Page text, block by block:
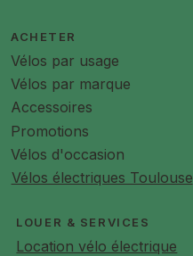
ACHETER
Vélos par usage
Vélos par marque
Accessoires
Promotions
Vélos d'occasion
Vélos électriques Toulouse
LOUER & SERVICES
Location vélo électrique